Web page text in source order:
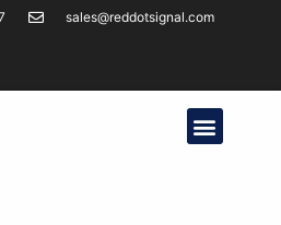
sales@reddotsignal.com